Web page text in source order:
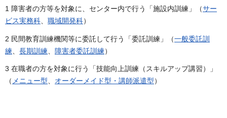
1 障害者の方等を対象に、センター内で行う「施設内訓練」（サー
ビス実務科、 職域開発科）
2 民間教育訓練機関等に委託して行う「委託訓練」（一般委託訓
練
長期訓練 障害者委託訓練）
3 在職者の方を対象に行う「技能向上訓練（スキルアップ講習）」
（ メニュー型 オーダーメイド型・講師派遣型）